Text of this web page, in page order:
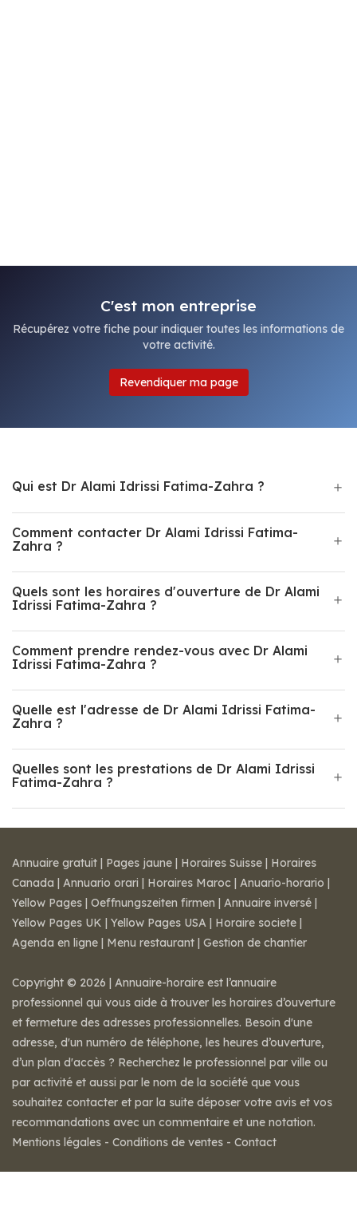
C'est mon entreprise
Récupérez votre fiche pour indiquer toutes les informations de
votre activité.
Revendiquer ma page
Qui est Dr Alami Idrissi Fatima-Zahra ?
Comment contacter Dr Alami Idrissi Fatima-
Zahra ?
Quels sont les horaires d'ouverture de Dr Alami
Idrissi Fatima-Zahra ?
Comment prendre rendez-vous avec Dr Alami
Idrissi Fatima-Zahra ?
Quelle est l'adresse de Dr Alami Idrissi Fatima-
Zahra ?
Quelles sont les prestations de Dr Alami Idrissi
Fatima-Zahra ?
Annuaire gratuit | Pages jaune | Horaires Suisse | Horaires
Canada | Annuario orari | Horaires Maroc | Anuario-horario |
Yellow Pages | Oeffnungszeiten firmen | Annuaire inversé |
Yellow Pages UK | Yellow Pages USA | Horaire societe |
Agenda en ligne | Menu restaurant | Gestion de chantier
Copyright © 2026 | Annuaire-horaire est l’annuaire
professionnel qui vous aide à trouver les horaires d’ouverture
et fermeture des adresses professionnelles. Besoin d'une
adresse, d'un numéro de téléphone, les heures d’ouverture,
d’un plan d'accès ? Recherchez le professionnel par ville ou
par activité et aussi par le nom de la société que vous
souhaitez contacter et par la suite déposer votre avis et vos
recommandations avec un commentaire et une notation.
Mentions légales - Conditions de ventes - Contact